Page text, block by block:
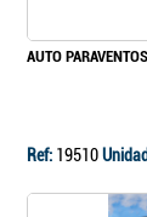
AUTO
Ref: 19510